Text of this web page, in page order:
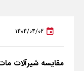
1404/04/02
مقایسه شیرآلات